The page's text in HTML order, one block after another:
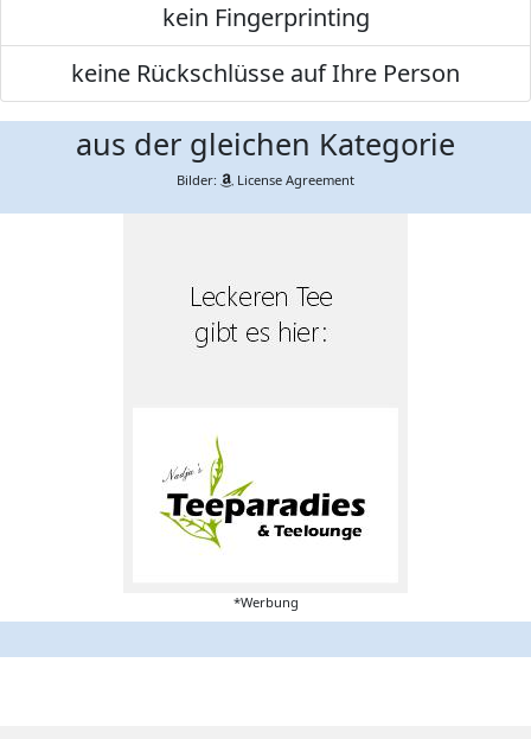
kein Fingerprinting
keine Rückschlüsse auf Ihre Person
aus der gleichen Kategorie
Bilder: License Agreement
*Werbung